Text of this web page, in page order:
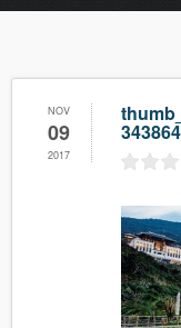
NOV
09
2017